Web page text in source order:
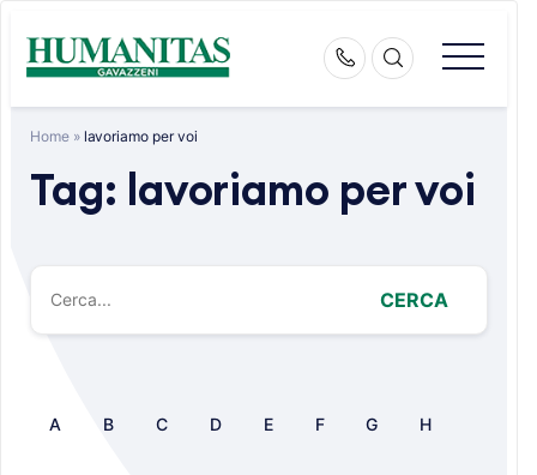
content
Home» lavoriamo per voi
Tag: lavoriamo per voi
CERCA
A B C D E F G H